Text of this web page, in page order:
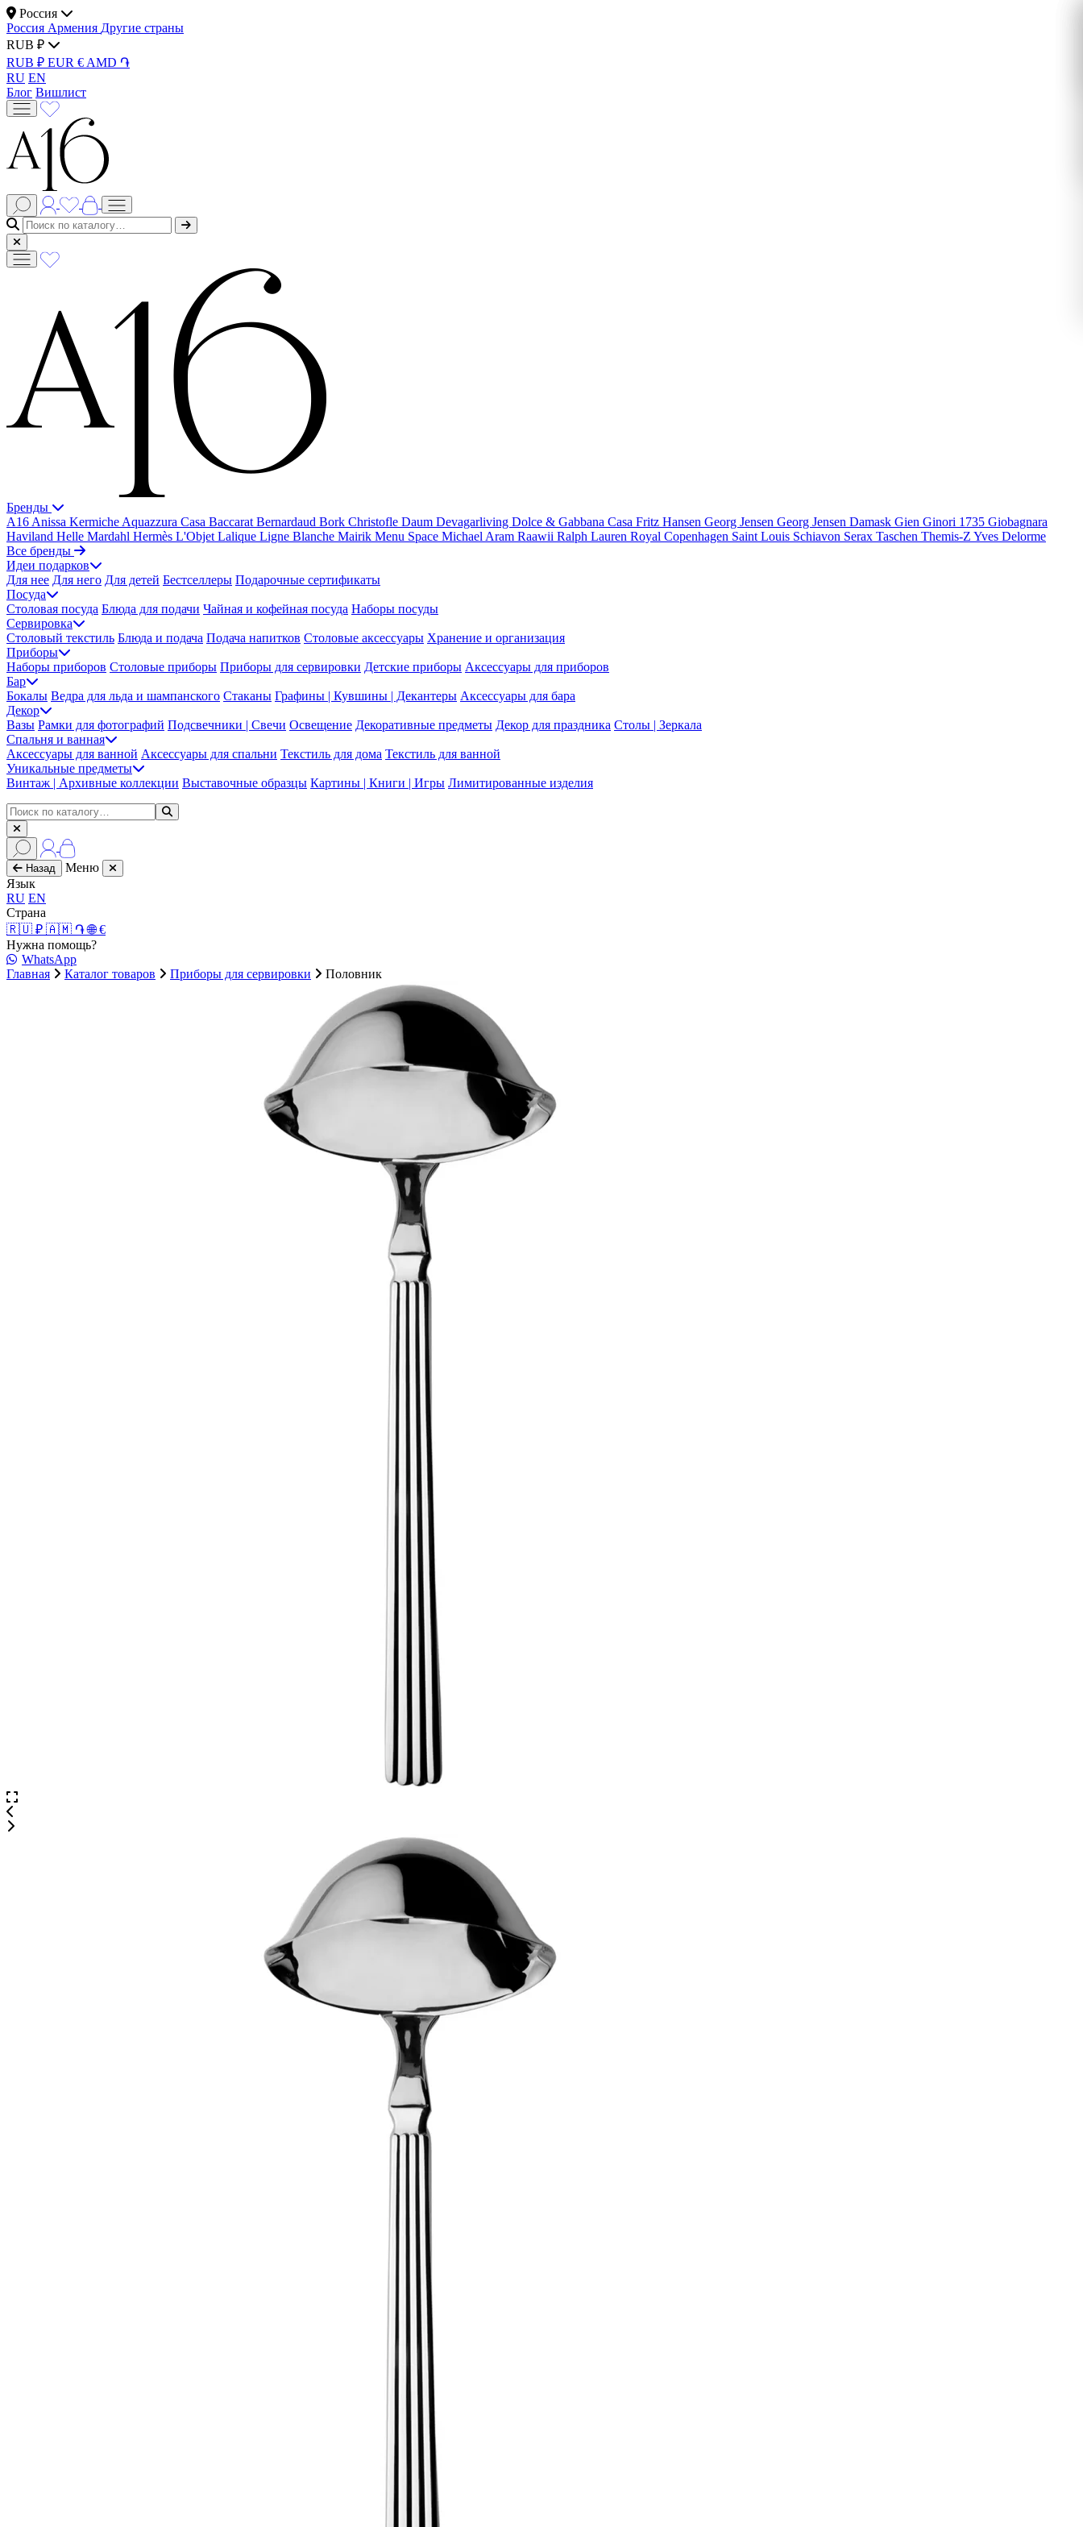
Россия
Россия Армения Другие страны
RUB ₽
RUB ₽ EUR € AMD ֏
RU EN
Блог Вишлист
Бренды
A16 Anissa Kermiche Aquazzura Casa Baccarat Bernardaud Bork Christofle Daum Devagarliving Dolce & Gabbana Casa Fritz Hansen Georg Jensen Georg Jensen Damask Gien Ginori 1735 Giobagnara
Haviland Helle Mardahl Hermès L'Objet Lalique Ligne Blanche Mairik Menu Space Michael Aram Raawii Ralph Lauren Royal Copenhagen Saint Louis Schiavon Serax Taschen Themis-Z Yves Delorme
Все бренды
Идеи подарков
Для нее Для него Для детей Бестселлеры Подарочные сертификаты
Посуда
Столовая посуда Блюда для подачи Чайная и кофейная посуда Наборы посуды
Сервировка
Столовый текстиль Блюда и подача Подача напитков Столовые аксессуары Хранение и организация
Приборы
Наборы приборов Столовые приборы Приборы для сервировки Детские приборы Аксессуары для приборов
Бар
Бокалы Ведра для льда и шампанского Стаканы Графины | Кувшины | Декантеры Аксессуары для бара
Декор
Вазы Рамки для фотографий Подсвечники | Свечи Освещение Декоративные предметы Декор для праздника Столы | Зеркала
Спальня и ванная
Аксессуары для ванной Аксессуары для спальни Текстиль для дома Текстиль для ванной
Уникальные предметы
Винтаж | Архивные коллекции Выставочные образцы Картины | Книги | Игры Лимитированные изделия
Назад
Меню
Язык
RU EN
Страна
🇷🇺 ₽ 🇦🇲 ֏🌐 €
Нужна помощь?
WhatsApp
Главная
Каталог товаров Приборы для сервировки Половник
Политикой конфиденциальности
Согласен(-на) получать
email-рассылку